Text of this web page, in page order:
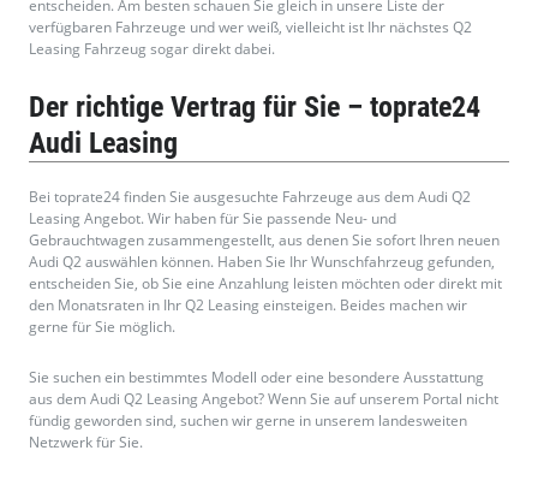
entscheiden. Am besten schauen Sie gleich in unsere Liste der
verfügbaren Fahrzeuge und wer weiß, vielleicht ist Ihr nächstes Q2
Leasing Fahrzeug sogar direkt dabei.
Der richtige Vertrag für Sie – toprate24
Audi Leasing
Bei toprate24 finden Sie ausgesuchte Fahrzeuge aus dem Audi Q2
Leasing Angebot. Wir haben für Sie passende Neu- und
Gebrauchtwagen zusammengestellt, aus denen Sie sofort Ihren neuen
Audi Q2 auswählen können. Haben Sie Ihr Wunschfahrzeug gefunden,
entscheiden Sie, ob Sie eine Anzahlung leisten möchten oder direkt mit
den Monatsraten in Ihr Q2 Leasing einsteigen. Beides machen wir
gerne für Sie möglich.
Sie suchen ein bestimmtes Modell oder eine besondere Ausstattung
aus dem Audi Q2 Leasing Angebot? Wenn Sie auf unserem Portal nicht
fündig geworden sind, suchen wir gerne in unserem landesweiten
Netzwerk für Sie.